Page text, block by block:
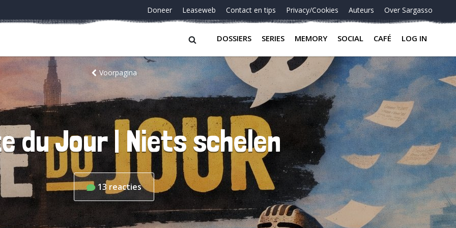
Doneer Leaseweb Contact en tips Privacy/Cookies Auteurs Over Sargasso
DOSSIERS SERIES MEMORY SOCIAL CAFÉ LOG IN
Voorpagina
du Jour | Niets schelen
13 reacties